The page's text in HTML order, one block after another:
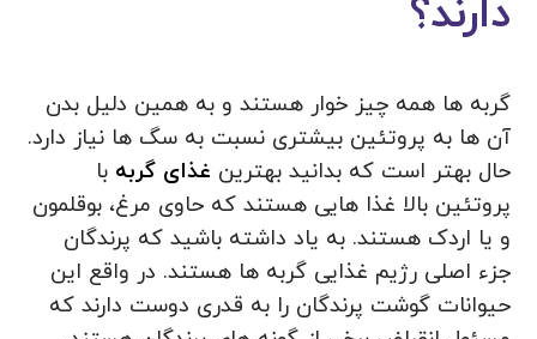
دارند؟
گربه ها همه چیز خوار هستند و به همین دلیل بدن
آن ها به پروتئین بیشتری نسبت به سگ ها نیاز دارد.
حال بهتر است که بدانید بهترین غذای گربه با
پروتئین بالا غذا هایی هستند که حاوی مرغ، بوقلمون
و یا اردک هستند. به یاد داشته باشید که پرندگان
جزء اصلی رژیم غذایی گربه ها هستند. در واقع این
حیوانات گوشت پرندگان را به قدری دوست دارند که